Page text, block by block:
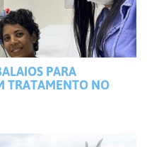
PARA
TRATAMENTO NO